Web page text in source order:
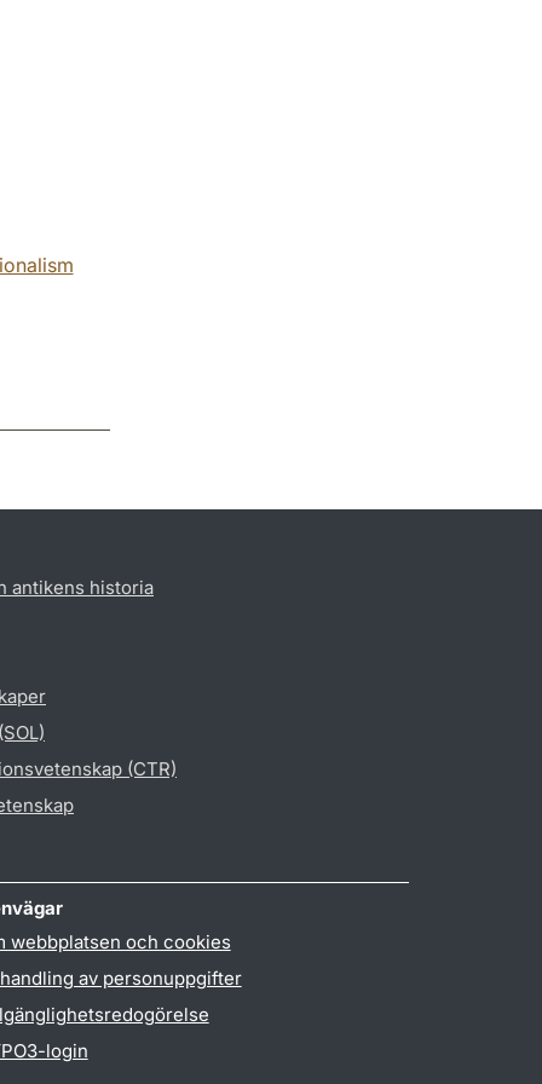
antikens historia
(CTR)
webbplatsen och cookies
av personuppgifter
login